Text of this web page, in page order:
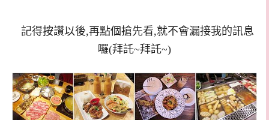
記得按讚以後,再點個搶先看,就不會漏接我的訊息
囉(拜託~拜託~)